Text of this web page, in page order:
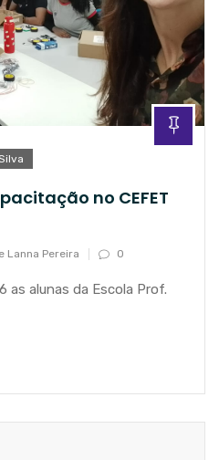
no CEFET
Lanna Pereira 0
as alunas da Escola Prof.